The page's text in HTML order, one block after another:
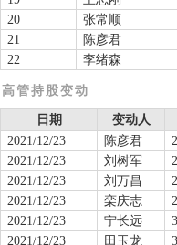
20
张常顺
21
陈彦君
22
李绪森
高管持股变动
日期 变动人
2021/12/23
陈彦君
2021/12/23
刘树军
2021/12/23
刘万昌
2021/12/23
栾庆志
2021/12/23
宁长远
2021/12/23
田玉龙